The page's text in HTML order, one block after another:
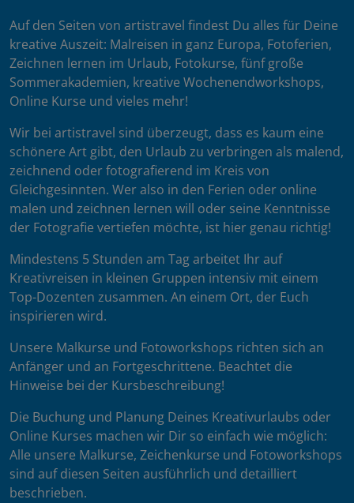
Auf den Seiten von artistravel findest Du alles für Deine
kreative Auszeit: Malreisen in ganz Europa, Fotoferien,
Zeichnen lernen im Urlaub, Fotokurse, fünf große
Sommerakademien, kreative Wochenendworkshops,
Online Kurse und vieles mehr!
Wir bei artistravel sind überzeugt, dass es kaum eine
schönere Art gibt, den Urlaub zu verbringen als malend,
zeichnend oder fotografierend im Kreis von
Gleichgesinnten. Wer also in den Ferien oder online
malen und zeichnen lernen will oder seine Kenntnisse
der Fotografie vertiefen möchte, ist hier genau richtig!
Mindestens 5 Stunden am Tag arbeitet Ihr auf
Kreativreisen in kleinen Gruppen intensiv mit einem
Top-Dozenten zusammen. An einem Ort, der Euch
inspirieren wird.
Unsere Malkurse und Fotoworkshops richten sich an
Anfänger und an Fortgeschrittene. Beachtet die
Hinweise bei der Kursbeschreibung!
Die Buchung und Planung Deines Kreativurlaubs oder
Online Kurses machen wir Dir so einfach wie möglich:
Alle unsere Malkurse, Zeichenkurse und Fotoworkshops
sind auf diesen Seiten ausführlich und detailliert
beschrieben.